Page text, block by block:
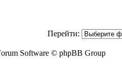
Перейти:
Software © phpBB Group